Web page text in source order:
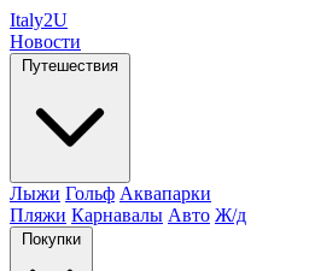
Italy2U
Новости
Путешествия
Лыжи Гольф Аквапарки
Пляжи Карнавалы Авто Ж/д
Покупки